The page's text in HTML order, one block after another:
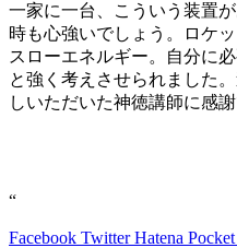
一家に一台、こういう装置
時も心強いでしょう。ロケ
スローエネルギー。自分に
と強く考えさせられました
しいただいた神徳講師に感謝
“
Facebook TwitterHatena Pocket